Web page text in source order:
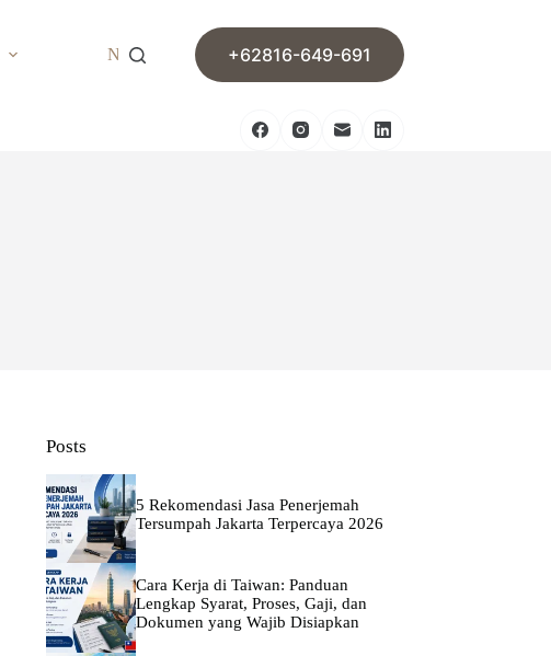
News Contact
+62816-649-691
Posts
5 Rekomendasi Jasa Penerjemah
Tersumpah Jakarta Terpercaya 2026
Cara Kerja di Taiwan: Panduan
Lengkap Syarat, Proses, Gaji, dan
Dokumen yang Wajib Disiapkan